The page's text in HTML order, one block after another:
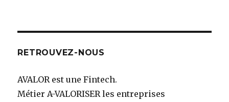
RETROUVEZ-NOUS
AVALOR est une Fintech.
Métier A-VALORISER les entreprises